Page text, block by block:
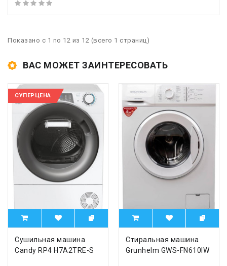
Показано с 1 по 12 из 12 (всего 1 страниц)
ВАС МОЖЕТ ЗАИНТЕРЕСОВАТЬ
СУПЕРЦЕНА
Сушильная машина
Candy RP4 H7A2TRE-S
Стиральная машина
Grunhelm GWS-FN610IW